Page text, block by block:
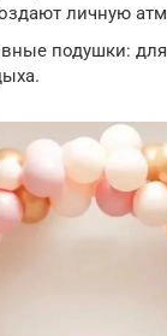
личную
подушки: